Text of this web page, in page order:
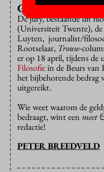
G8 van de Filosofie
De jury, bestaande uit
(Universiteit Twente),
Luyten, journalist/
Rootselaar, Trouw-
er op 18 april, tijdens de
Filosofiein de Beurs van
het bijbehorende bedrag
uitgereikt.
Wie weet waarom de
bedraagt, wint een meet
redactie!
PETER BREEDVELD